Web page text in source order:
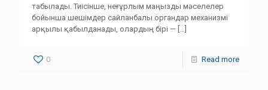
табылады. Тиiсiнше, неғұрлым маңызды мәселелер
бойынша шешiмдер сайланбалы органдар механизмі
арқылы қабылданады, олардың бiрi — […]
0 Read more